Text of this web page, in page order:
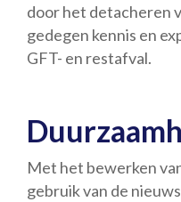
door het detacheren
gedegen kennis en
GFT- en restafval.
Met het bewerken
gebruik van de